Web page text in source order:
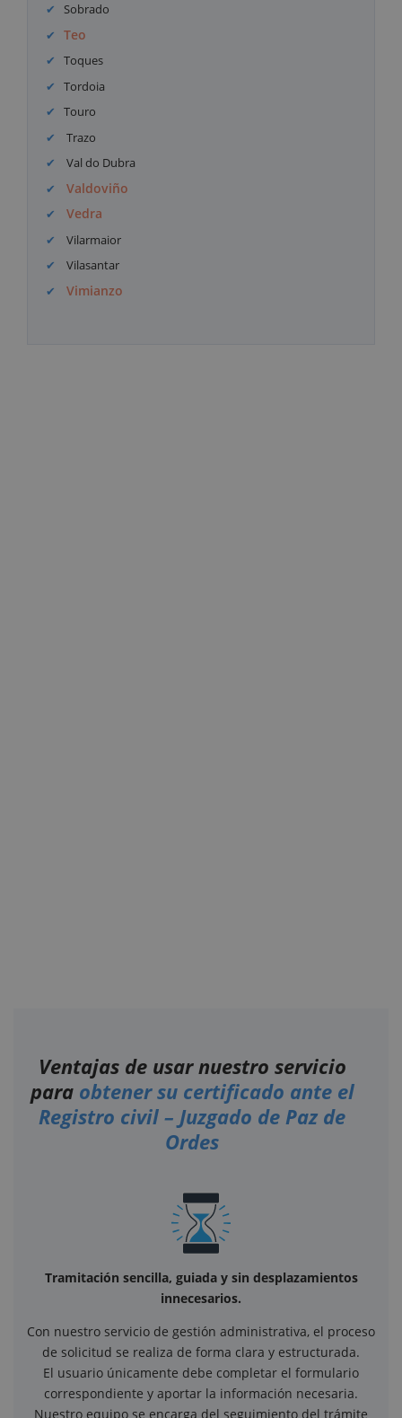
Sobrado
Teo
Toques
Tordoia
Touro
Trazo
Val do Dubra
Valdoviño
Vedra
Vilarmaior
Vilasantar
Vimianzo
Ventajas de usar nuestro servicio
para obtener su certificado ante el
Registro civil – Juzgado de Paz de
Ordes
Tramitación sencilla, guiada y sin desplazamientos
innecesarios.
Con nuestro servicio de gestión administrativa, el proceso
de solicitud se realiza de forma clara y estructurada.
El usuario únicamente debe completar el formulario
correspondiente y aportar la información necesaria.
Nuestro equipo se encarga del seguimiento del trámite